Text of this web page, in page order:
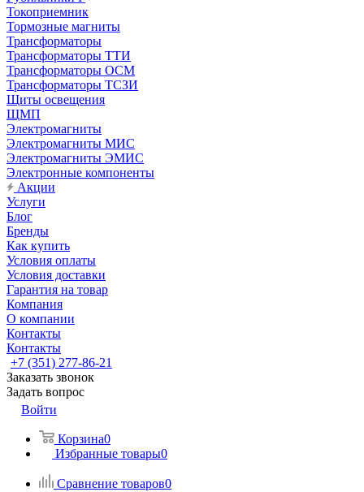
Токоприемник
Тормозные магниты
Трансформаторы
Трансформаторы ТТИ
Трансформаторы ОСМ
Трансформаторы ТСЗИ
Щиты освещения
ЩМП
Электромагниты
Электромагниты МИС
Электромагниты ЭМИС
Электронные компоненты
Акции
Услуги
Блог
Бренды
Как купить
Условия оплаты
Условия доставки
Гарантия на товар
Компания
О компании
Контакты
Контакты
+7 (351) 277-86-21
Заказать звонок
Задать вопрос
Войти
Корзина0
Избранные товары0
Сравнение товаров0